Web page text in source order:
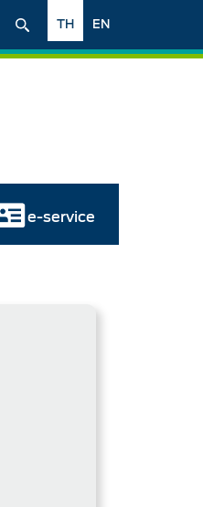
EN
TH
e-service